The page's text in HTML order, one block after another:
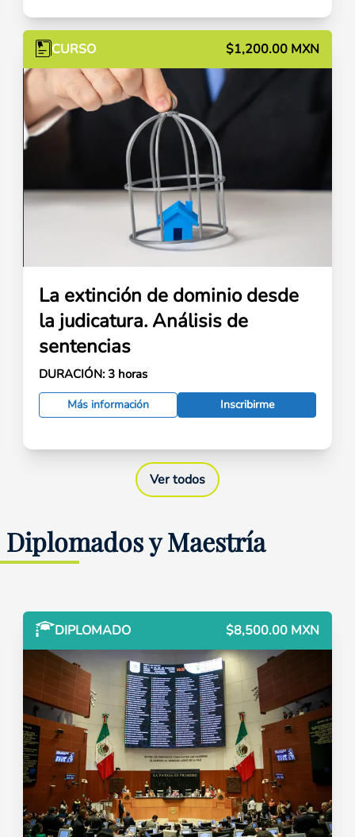
CURSO $1,200.00 MXN
La extinción de dominio desde
la judicatura. Análisis de
sentencias
DURACIÓN: 3 horas
Más información Inscribirme
Ver todos
Diplomados y Maestría
DIPLOMADO $8,500.00 MXN